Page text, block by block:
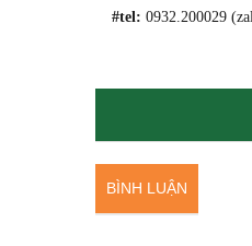
#tel: 0932.200029
BÌNH LUẬN